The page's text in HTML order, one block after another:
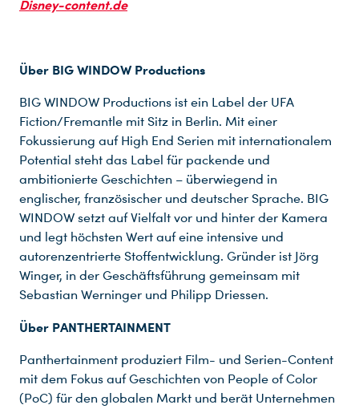
Disney-content.de
Über BIG WINDOW Productions
BIG WINDOW Productions ist ein Label der UFA
Fiction/Fremantle mit Sitz in Berlin. Mit einer
Fokussierung auf High End Serien mit internationalem
Potential steht das Label für packende und
ambitionierte Geschichten – überwiegend in
englischer, französischer und deutscher Sprache. BIG
WINDOW setzt auf Vielfalt vor und hinter der Kamera
und legt höchsten Wert auf eine intensive und
autorenzentrierte Stoffentwicklung. Gründer ist Jörg
Winger, in der Geschäftsführung gemeinsam mit
Sebastian Werninger und Philipp Driessen.
Über PANTHERTAINMENT
Panthertainment produziert Film- und Serien-Content
mit dem Fokus auf Geschichten von People of Color
(PoC) für den globalen Markt und berät Unternehmen